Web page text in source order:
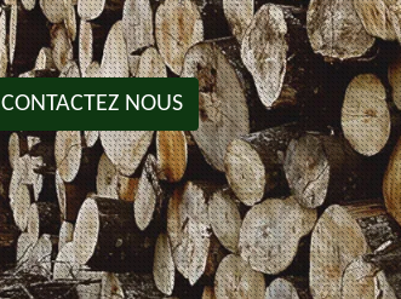
CONTACTEZ NOUS